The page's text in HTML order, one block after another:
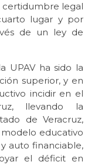
certidumbre legal
lugar y por
de un ley de
UPAV ha sido la
superior, y en
incidir en el
llevando la
de Veracruz,
educativo
auto financiable,
el déficit en